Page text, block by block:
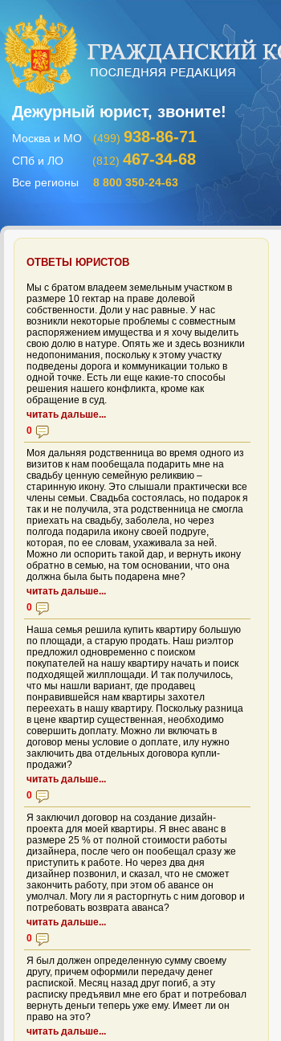
Дежурный юрист, звоните!
Москва и МО (499) 938-86-71
СПб и ЛО (812) 467-34-68
Все регионы 8 800 350-24-63
ОТВЕТЫ ЮРИСТОВ
Мы с братом владеем земельным участком в
размере 10 гектар на праве долевой
собственности. Доли у нас равные. У нас
возникли некоторые проблемы с совместным
распоряжением имущества и я хочу выделить
свою долю в натуре. Опять же и здесь возникли
недопонимания, поскольку к этому участку
подведены дорога и коммуникации только в
одной точке. Есть ли еще какие-то способы
решения нашего конфликта, кроме как
обращение в суд.
читать дальше...
0
Моя дальняя родственница во время одного из
визитов к нам пообещала подарить мне на
свадьбу ценную семейную реликвию –
старинную икону. Это слышали практически все
члены семьи. Свадьба состоялась, но подарок я
так и не получила, эта родственница не смогла
приехать на свадьбу, заболела, но через
полгода подарила икону своей подруге,
которая, по ее словам, ухаживала за ней.
Можно ли оспорить такой дар, и вернуть икону
обратно в семью, на том основании, что она
должна была быть подарена мне?
читать дальше...
0
Наша семья решила купить квартиру большую
по площади, а старую продать. Наш риэлтор
предложил одновременно с поиском
покупателей на нашу квартиру начать и поиск
подходящей жилплощади. И так получилось,
что мы нашли вариант, где продавец
понравившейся нам квартиры захотел
переехать в нашу квартиру. Поскольку разница
в цене квартир существенная, необходимо
совершить доплату. Можно ли включать в
договор мены условие о доплате, илу нужно
заключить два отдельных договора купли-
продажи?
читать дальше...
0
Я заключил договор на создание дизайн-
проекта для моей квартиры. Я внес аванс в
размере 25 % от полной стоимости работы
дизайнера, после чего он пообещал сразу же
приступить к работе. Но через два дня
дизайнер позвонил, и сказал, что не сможет
закончить работу, при этом об авансе он
умолчал. Могу ли я расторгнуть с ним договор и
потребовать возврата аванса?
читать дальше...
0
Я был должен определенную сумму своему
другу, причем оформили передачу денег
распиской. Месяц назад друг погиб, а эту
расписку предъявил мне его брат и потребовал
вернуть деньги теперь уже ему. Имеет ли он
право на это?
читать дальше...